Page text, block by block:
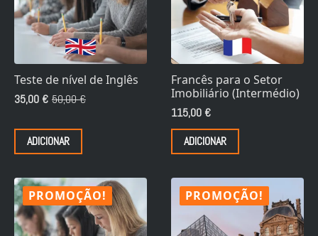
Teste de nível de Inglês
50,00€
O
original
era:
50,00 €.
35,00 €
O
atual
35,00 €.
ADICIONAR
Francês para o Setor
Imobiliário (Intermédio)
115,00 €
ADICIONAR
PROMOÇÃO! PROMOÇÃO!